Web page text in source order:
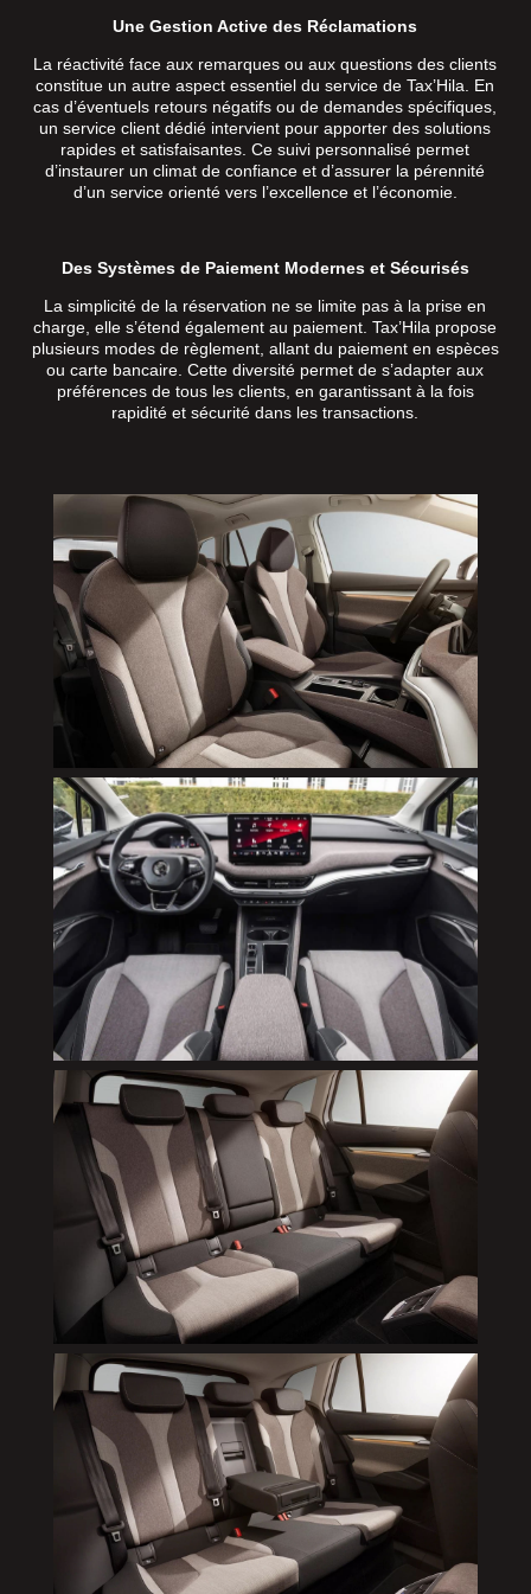
Une Gestion Active des Réclamations
La réactivité face aux remarques ou aux questions des clients
constitue un autre aspect essentiel du service de Tax’Hila. En
cas d’éventuels retours négatifs ou de demandes spécifiques,
un service client dédié intervient pour apporter des solutions
rapides et satisfaisantes. Ce suivi personnalisé permet
d’instaurer un climat de confiance et d’assurer la pérennité
d’un service orienté vers l’excellence et l’économie.
Des Systèmes de Paiement Modernes et Sécurisés
La simplicité de la réservation ne se limite pas à la prise en
charge, elle s’étend également au paiement. Tax’Hila propose
plusieurs modes de règlement, allant du paiement en espèces
ou carte bancaire. Cette diversité permet de s’adapter aux
préférences de tous les clients, en garantissant à la fois
rapidité et sécurité dans les transactions.